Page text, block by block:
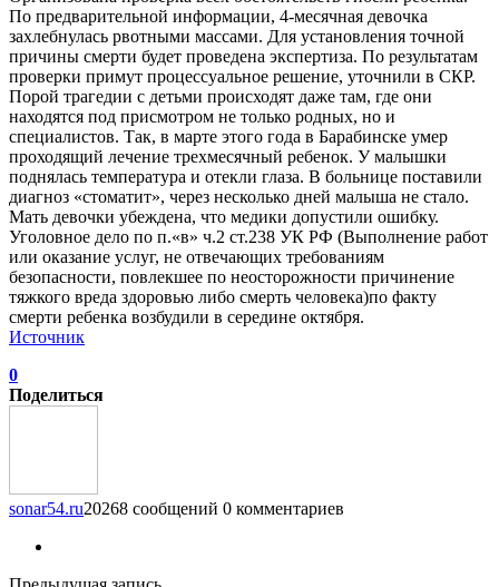
По предварительной информации, 4-месячная девочка
захлебнулась рвотными массами. Для установления точной
причины смерти будет проведена экспертиза. По результатам
проверки примут процессуальное решение, уточнили в СКР.
Порой трагедии с детьми происходят даже там, где они
находятся под присмотром не только родных, но и
специалистов. Так, в марте этого года в Барабинске умер
проходящий лечение трехмесячный ребенок. У малышки
поднялась температура и отекли глаза. В больнице поставили
диагноз «стоматит», через несколько дней малыша не стало.
Мать девочки убеждена, что медики допустили ошибку.
Уголовное дело по п.«в» ч.2 ст.238 УК РФ (Выполнение работ
или оказание услуг, не отвечающих требованиям
безопасности, повлекшее по неосторожности причинение
тяжкого вреда здоровью либо смерть человека)по факту
смерти ребенка возбудили в середине октября.
Источник
0
Поделиться
sonar54.ru20268 сообщений 0 комментариев